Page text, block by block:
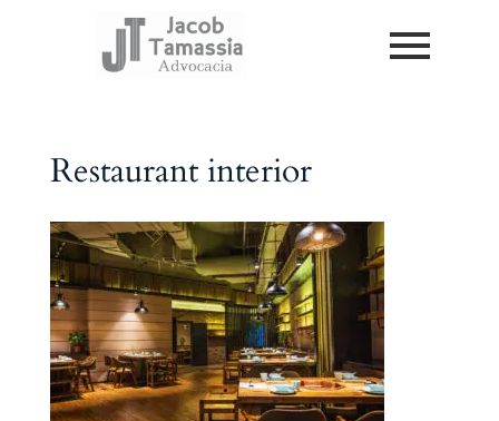
Restaurant interior